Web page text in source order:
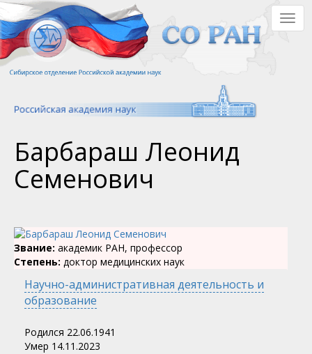
Перейти
к
основному
содержанию
Барбараш Леонид
Семенович
Звание: академик РАН, профессор
Степень: доктор медицинских наук
Научно-административная деятельность и
образование
Родился 22.06.1941
Умер 14.11.2023